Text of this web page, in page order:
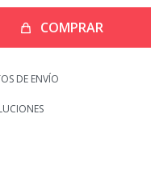
COMPRAR
DE ENVÍO